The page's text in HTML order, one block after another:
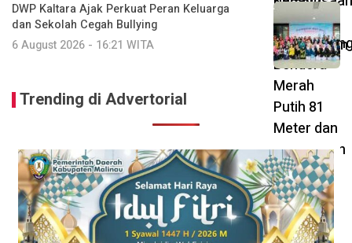
DWP Kaltara Ajak Perkuat Peran Keluarga
dan Sekolah Cegah Bullying
6 August 2026 - 16:21 WITA
Trending di Advertorial